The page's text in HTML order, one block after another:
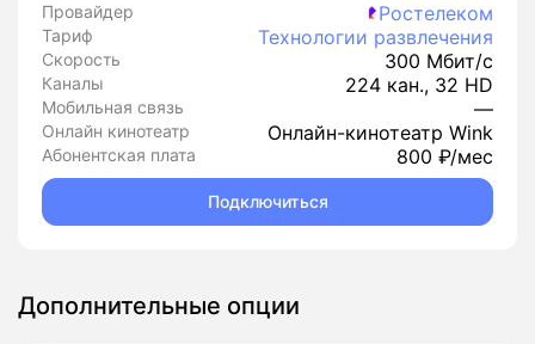
Провайдер Ростелеком
Тариф Технологии развлечения
Скорость 300 Мбит/с
Каналы 224 кан., 32 HD
Мобильная связь —
Онлайн кинотеатр Онлайн-кинотеатр Wink
Абонентская плата 800 ₽/мес
Подключиться
Дополнительные опции